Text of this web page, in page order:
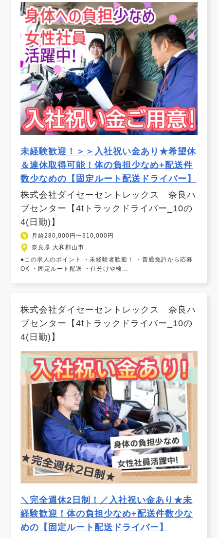
未経験歓迎！＞＞入社祝い金あり★希望休
＆連休取得可能！体の負担少なめ+配送件
数少なめの【固定ルート配送ドライバー】
株式会社ダイセーセントレックス 奈良ハ
ブセンター【4tトラックドライバー_10の
4(日勤)】
月給280,000円〜310,000円
奈良県 大和郡山市
●この求人のポイント ・未経験者歓迎！ ・普通免許から応募
OK ・固定ルート配送 ・仕分けや検...
株式会社ダイセーセントレックス 奈良ハ
ブセンター【4tトラックドライバー_10の
4(日勤)】
＼完全週休2日制！／入社祝い金あり★未
経験歓迎！体の負担少なめ+配送件数少な
めの【固定ルート配送ドライバー】